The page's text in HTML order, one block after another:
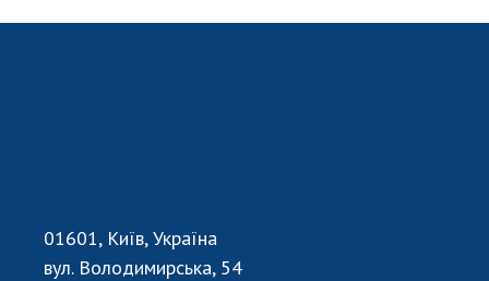
Міжнародні програми та конкурси
НОВИНИ
01601, Київ, Україна
вул. Володимирська, 54